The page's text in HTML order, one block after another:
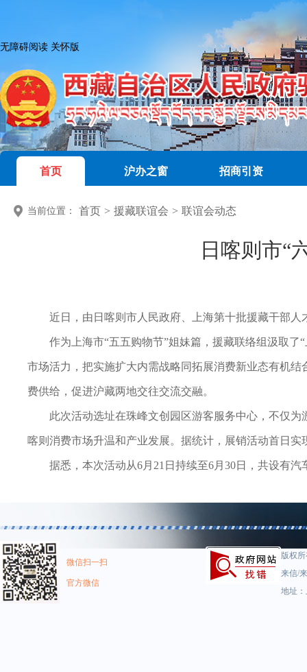
无障碍阅读 关怀版
首页 沪办之窗 招商引资
当前位置： 首页 > 援藏联谊会 > 联谊会动态
日喀则市“
近日，由日喀则市人民政府、上海第十批援藏干部
作为上海市“五五购物节”姐妹篇，援藏联络组汲取
市场活力，把实施扩大内需战略同拓展消费新业态有机
费供给，促进沪藏两地交往交流交融。
此次活动选址在珠峰文创园区游客服务中心，不仅
喀则消费市场升温和产业发展。据统计，展销活动首日实
据悉，本次活动从6月21日持续至6月30日，共设有
微信扫一扫
官方微信
版权
来信/
地址